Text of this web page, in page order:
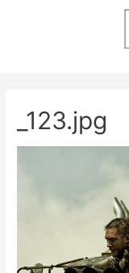
_123.jpg